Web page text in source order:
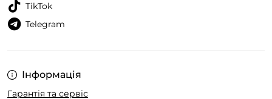
Інформація
Гарантія та сервіс
TikTok
Telegram